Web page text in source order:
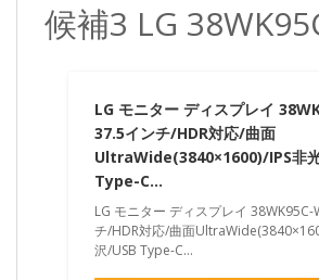
候補3 LG
LG モニター ディスプレイ
37.5インチ/HDR対応/曲面
UltraWide(3840×1600)/IPS非
Type-C…
LG モニター ディスプレイ 38WK95C-
チ/HDR対応/曲面
沢/USB Type-C...